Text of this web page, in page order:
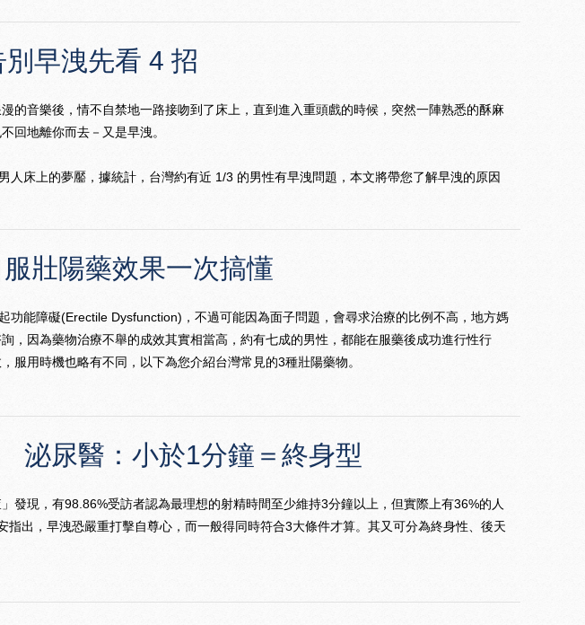
早洩先看 4 招
的音樂後，情不自禁地一路接吻到了床上，直到進入重頭戲的時候，突然一陣熟悉的酥麻
回地離你而去－又是早洩。
床上的夢靨，據統計，台灣約有近 1/3 的男性有早洩問題，本文將帶您了解早洩的原因
壯陽藥效果一次搞懂
功能障礙(Erectile Dysfunction)，不過可能因為面子問題，會尋求治療的比例不高，地方媽
，因為藥物治療不舉的成效其實相當高，約有七成的男性，都能在服藥後成功進行性行
服用時機也略有不同，以下為您介紹台灣常見的3種壯陽藥物。
泌尿醫：小於1分鐘＝終身型
發現，有98.86%受訪者認為最理想的射精時間至少維持3分鐘以上，但實際上有36%的人
出，早洩恐嚴重打擊自尊心，而一般得同時符合3大條件才算。其又可分為終身性、後天